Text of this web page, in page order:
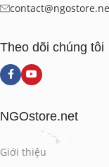
Theo dõi chúng tôi
NGOstore.net
Giới thiệu